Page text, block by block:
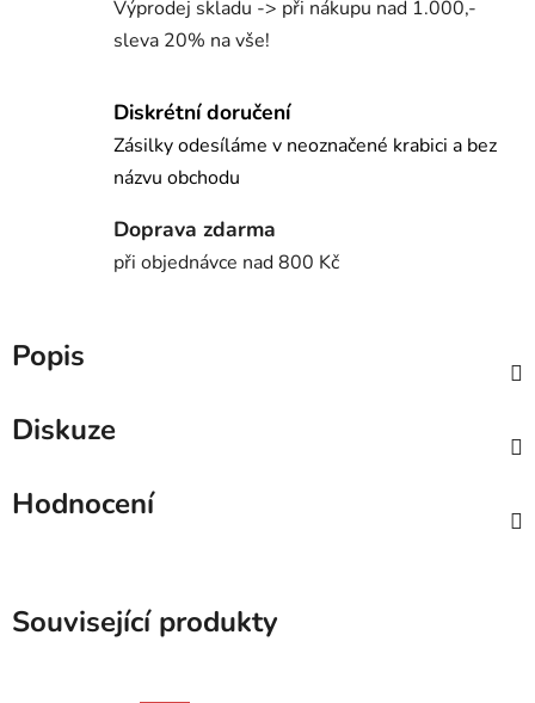
Výprodej skladu -> při nákupu nad 1.000,-
sleva 20% na vše!
Diskrétní doručení
Zásilky odesíláme v neoznačené krabici a bez
názvu obchodu
Doprava zdarma
při objednávce nad 800 Kč
Popis
Diskuze
Hodnocení
Související produkty